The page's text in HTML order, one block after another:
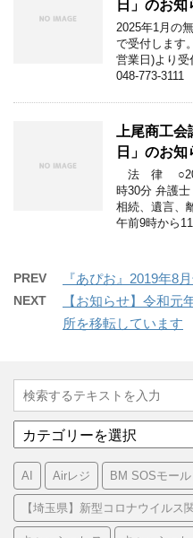
日」のお知
2025年1月の
で受付します
営業日)より
048-773-
上尾商工
日」のお知
法 律
時30分 弁護
相続、遺言、
午前9時から
PREV 『あぴお』2019年8
NEXT
【お知らせ】令和元
所を移転しています
テ
ゴ
リ
AI Airレジ BM SOSモール
【埼玉県】新型コロナウイルス